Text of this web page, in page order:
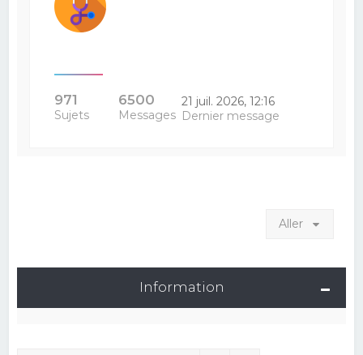
971
Sujets
6500
Messages
21 juil. 2026, 12:16
Dernier message
Aller
Information